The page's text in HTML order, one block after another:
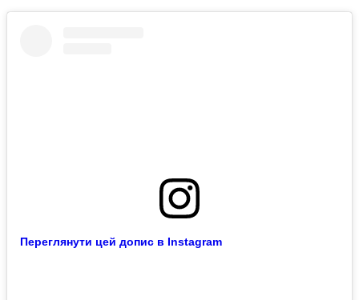
Переглянути цей допис в Instagram